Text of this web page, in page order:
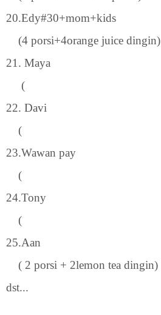
20.Edy#30+mom+kids
(4 porsi+4orange juice dingin)
21. Maya
(
22. Davi
(
23.Wawan pay
(
24.Tony
(
25.Aan
( 2 porsi + 2lemon tea dingin)
dst...